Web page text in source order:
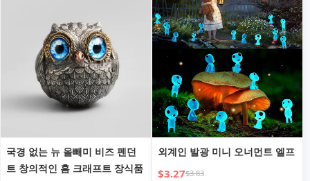
국경 없는 뉴 올빼미 비즈 펜던
트 창의적인 홈 크래프트 장식품
외계인 발광 미니 오너먼트 엘프
$3.27$3.83